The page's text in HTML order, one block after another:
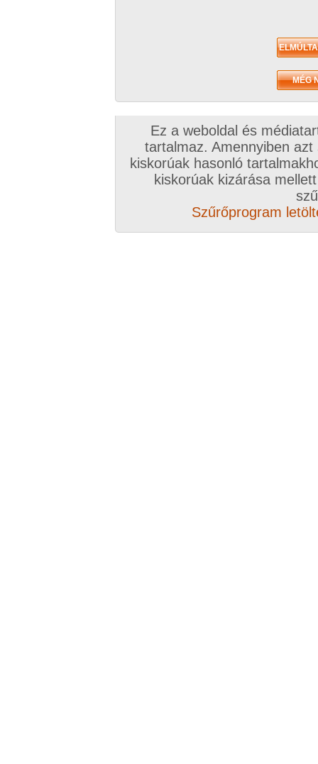
Ez a weboldal és
tartalmaz. Amennyiben
kiskorúak hasonló
kiskorúak kizárása
Szűrőprogram